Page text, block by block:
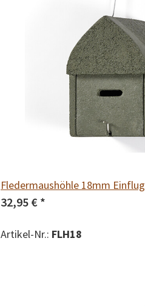
Fledermaushöhle 18mm Einflug
32,95 € *
Artikel-Nr.: FLH18